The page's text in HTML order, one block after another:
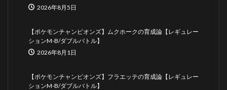
2026年8月5日
【ポケモンチャンピオンズ】ムクホークの育成論【レギュレー
ションM-B/ダブルバトル】
2026年8月1日
【ポケモンチャンピオンズ】フラエッテの育成論【レギュレー
ションM-B/ダブルバトル】